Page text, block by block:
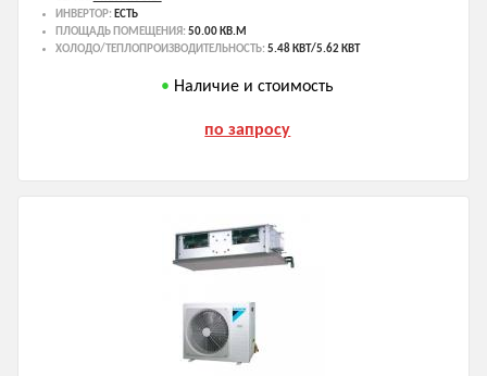
ИНВЕРТОР: ЕСТЬ
ПЛОЩАДЬ ПОМЕЩЕНИЯ: 50.00 КВ.М
ХОЛОДО/ТЕПЛОПРОИЗВОДИТЕЛЬНОСТЬ: 5.48 КВТ/5.62 КВТ
Наличие и стоимость
по запросу